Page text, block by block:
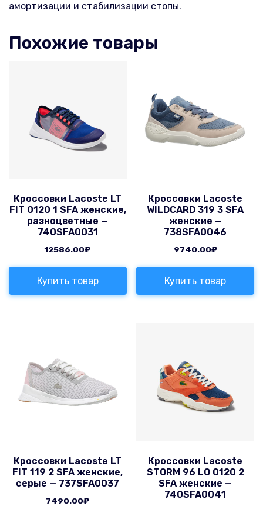
амортизации и стабилизации стопы.
Похожие товары
Кроссовки Lacoste LT
FIT 0120 1 SFA женские,
разноцветные —
740SFA0031
12586.00₽
Купить товар
Кроссовки Lacoste
WILDCARD 319 3 SFA
женские —
738SFA0046
9740.00₽
Купить товар
Кроссовки Lacoste LT
FIT 119 2 SFA женские,
серые — 737SFA0037
7490.00₽
Кроссовки Lacoste
STORM 96 LO 0120 2
SFA женские —
740SFA0041